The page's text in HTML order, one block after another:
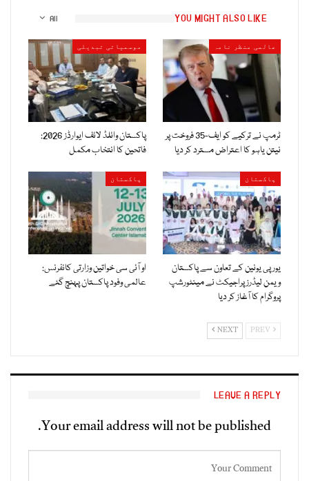
All YOU MIGHT ALSO LIKE
عالمی منظر نامہ
ٹرمپ نے ترکیے کو ایف-35 فروخت پر
نیتن یاہو کا اعتراض مسترد کر دیا
موسمیاتی تبدیلی
پاکستان وائلڈ لائف ایوارڈز 2026:
فاتحین کا انتخاب مکمل
پاکستان
یورپی یونین کے تعاون سے پاکستان
ویمن لیڈرز پراجیکٹ نے مینٹورشپ
پروگرام کا آغاز کر دیا
پاکستان
او آئی سی خواتین وزارتی کانفرنس:
عالمی وفود پاکستان پہنچ گئے
NEXT
LEAVE A REPLY
Your email address will not be published.